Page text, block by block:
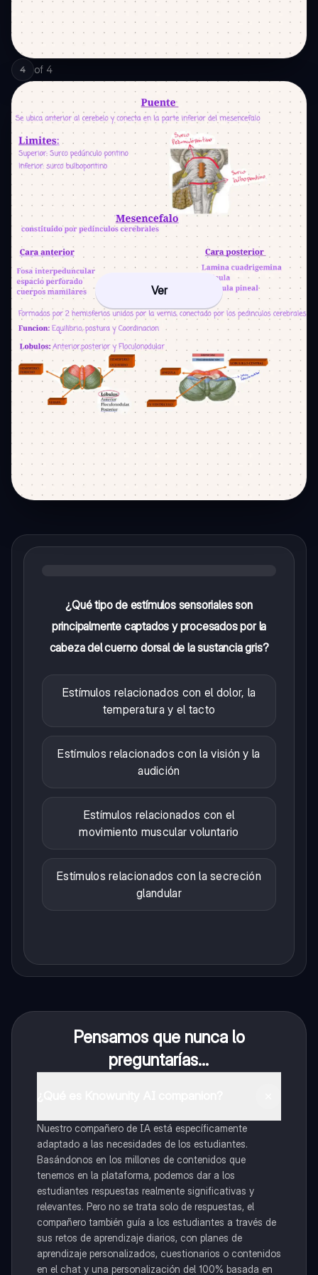
4 of 4
Ver
¿Qué tipo de estímulos sensoriales son
principalmente captados y procesados por la
cabeza del cuerno dorsal de la sustancia gris?
Estímulos relacionados con el dolor, la
temperatura y el tacto
Estímulos relacionados con la visión y la
audición
Estímulos relacionados con el
movimiento muscular voluntario
Estímulos relacionados con la secreción
glandular
Pensamos que nunca lo
preguntarías...
Nuestro compañero de IA está específicamente
adaptado a las necesidades de los estudiantes.
Basándonos en los millones de contenidos que
tenemos en la plataforma, podemos dar a los
estudiantes respuestas realmente significativas y
relevantes. Pero no se trata solo de respuestas, el
compañero también guía a los estudiantes a través de
sus retos de aprendizaje diarios, con planes de
aprendizaje personalizados, cuestionarios o contenidos
en el chat y una personalización del 100% basada en